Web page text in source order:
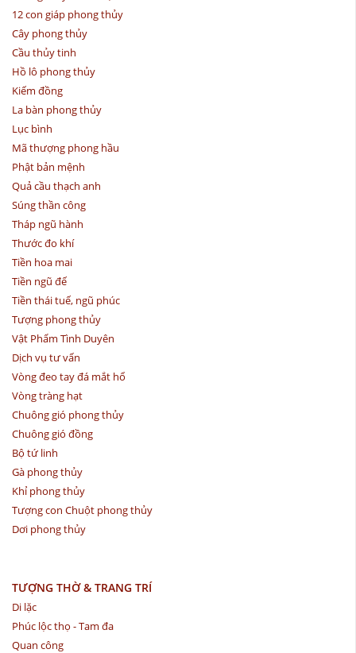
12 con giáp phong thủy
Cây phong thủy
Cầu thủy tinh
Hồ lô phong thủy
Kiếm đồng
La bàn phong thủy
Lục bình
Mã thượng phong hầu
Phật bản mệnh
Quả cầu thạch anh
Súng thần công
Tháp ngũ hành
Thước đo khí
Tiền hoa mai
Tiền ngũ đế
Tiền thái tuế, ngũ phúc
Tượng phong thủy
Vật Phẩm Tình Duyên
Dịch vụ tư vấn
Vòng đeo tay đá mắt hổ
Vòng tràng hạt
Chuông gió phong thủy
Chuông gió đồng
Bộ tứ linh
Gà phong thủy
Khỉ phong thủy
Tượng con Chuột phong thủy
Dơi phong thủy
TƯỢNG THỜ & TRANG TRÍ
Di lặc
Phúc lộc thọ - Tam đa
Quan công